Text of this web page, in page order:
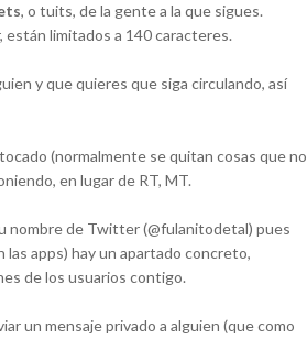
, o tuits, de la gente a la que sigues.
limitados a 140 caracteres.
y que quieres que siga circulando, así
(normalmente se quitan cosas que no
en lugar de RT, MT.
nombre de Twitter (@fulanitodetal) pues
las apps) hay un apartado concreto,
de los usuarios contigo.
un mensaje privado a alguien (que como